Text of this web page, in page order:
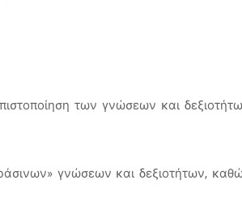
των γνώσεων και
γνώσεων και δεξιοτήτων,